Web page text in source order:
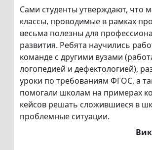
Сами студенты утверждают, что
классы, проводимые в рамках
весьма полезны для
развития. Ребята научились
команде с другими вузами
логопедией и дефектологией),
уроки по требованиям ФГОС, а
помогали школам на примерах
кейсов решать сложившиеся в
проблемные ситуации.